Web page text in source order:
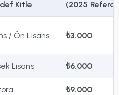
Kitle
(2025
/ Ön Lisans ₺3.000
Lisans ₺6.000
₺9.000